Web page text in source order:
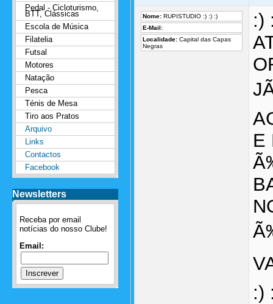
Pedal - Cicloturismo,
BTT, Clássicas
Escola de Música
Filatelia
Futsal
Motores
Natação
Pesca
Ténis de Mesa
Tiro aos Pratos
Arquivo
Links
Contactos
Facebook
Newsletters
Receba por email
notícias do nosso Clube!
Email:
Nome: RUPISTUDIO :) :) :)
E-Mail:
Localidade: Capital das Capas
Negras
:)
E
:)